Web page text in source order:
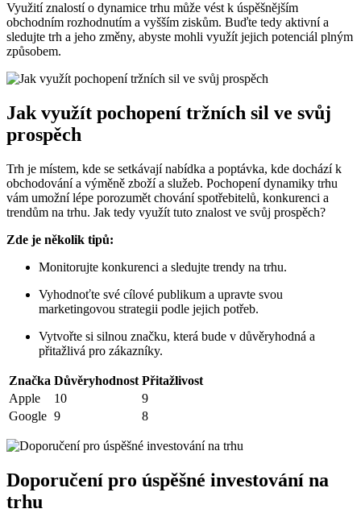
Využití znalostí o dynamice trhu může vést k úspěšnějším
obchodním rozhodnutím a vyšším ziskům. Buďte tedy aktivní a
sledujte trh a jeho změny, abyste mohli využít jejich potenciál plným
způsobem.
Jak využít pochopení tržních sil ve svůj
prospěch
Trh je místem, kde se setkávají nabídka a poptávka, kde dochází k
obchodování a výměně zboží a služeb. Pochopení dynamiky trhu
vám umožní lépe porozumět chování spotřebitelů, konkurenci a
trendům na trhu. Jak tedy využít tuto znalost ve svůj prospěch?
Zde je několik tipů:
Monitorujte konkurenci a sledujte trendy na trhu.
Vyhodnoťte své cílové publikum a upravte svou
marketingovou strategii podle jejich potřeb.
Vytvořte si silnou značku, která bude v důvěryhodná a
přitažlivá pro zákazníky.
Značka Důvěryhodnost Přitažlivost
Apple
10
9
Google 9 8
Doporučení pro úspěšné investování na
trhu